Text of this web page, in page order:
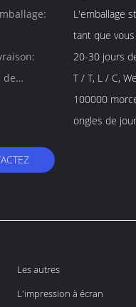
L'emballage
tant que
20-30 jours
de
T / T, L / C,
100000
ongles de jour
Les autres
L'impression à écran